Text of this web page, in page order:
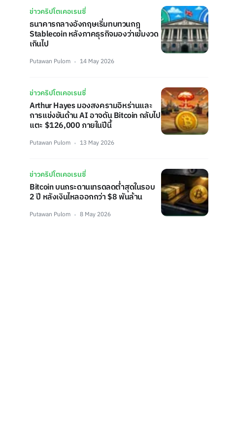
ข่าวคริปโตเคอเรนซี่
ธนาคารกลางอังกฤษเริ่มทบทวนกฎ
Stablecoin หลังภาคธุรกิจมองว่าเข้มงวด
เกินไป
Putawan Pulom 14 May 2026
ข่าวคริปโตเคอเรนซี่
Arthur Hayes มองสงครามอิหร่านและ
การแข่งขันด้าน AI อาจดัน Bitcoin กลับไป
แตะ $126,000 ภายในปีนี้
Putawan Pulom 13 May 2026
ข่าวคริปโตเคอเรนซี่
Bitcoin บนกระดานเทรดลดต่ำสุดในรอบ
2 ปี หลังเงินไหลออกกว่า $8 พันล้าน
Putawan Pulom 8 May 2026